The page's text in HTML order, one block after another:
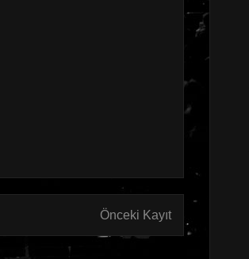
Önceki Kayıt